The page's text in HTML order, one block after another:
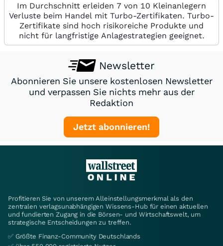
Im Durchschnitt erleiden 7 von 10 Kleinanlegern
Verluste beim Handel mit Turbo-Zertifikaten. Turbo-
Zertifikate sind hoch risikoreiche Produkte und
nicht für langfristige Anlagestrategien geeignet.
Newsletter
Abonnieren Sie unsere kostenlosen Newsletter
und verpassen Sie nichts mehr aus der
Redaktion
Jetzt abonnieren!
Profitieren Sie von unserem Alleinstellungsmerkmal als den
zentralen verlagsunabhängigen Wissens-Hub für einen aktuellen
und fundierten Zugang in die Börsen- und Wirtschaftswelt, um
strategische Entscheidungen zu treffen.
✅ Größte Finanz-Community Deutschlands